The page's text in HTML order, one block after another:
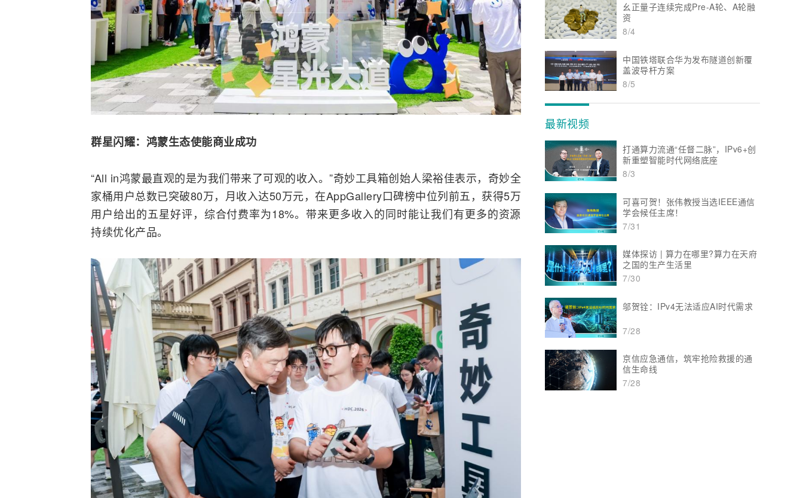
群星闪耀： 鸿蒙生态使能商业成功
“All in鸿蒙最直观的是为我们带来了可观的收入。”奇妙工具箱创始人梁裕佳表示，奇妙全
家桶用户总数已突破80万，月收入达50万元，在AppGallery口碑榜中位列前五，获得5万
用户给出的五星好评，综合付费率为18%。带来更多收入的同时能让我们有更多的资源
持续优化产品。
幺正量子连续完成Pre-A轮、A轮融
资
8/4
中国铁塔联合华为发布隧道创新覆
盖波导杆方案
8/5
最新视频
打通算力流通“任督二脉”，IPv6+创
新重塑智能时代网络底座
8/3
可喜可贺！张伟教授当选IEEE通信
学会候任主席！
7/31
媒体探访 | 算力在哪里?算力在天府
之国的生产生活里
7/30
邬贺铨：IPv4无法适应AI时代需求
7/28
京信应急通信，筑牢抢险救援的通
信生命线
7/28